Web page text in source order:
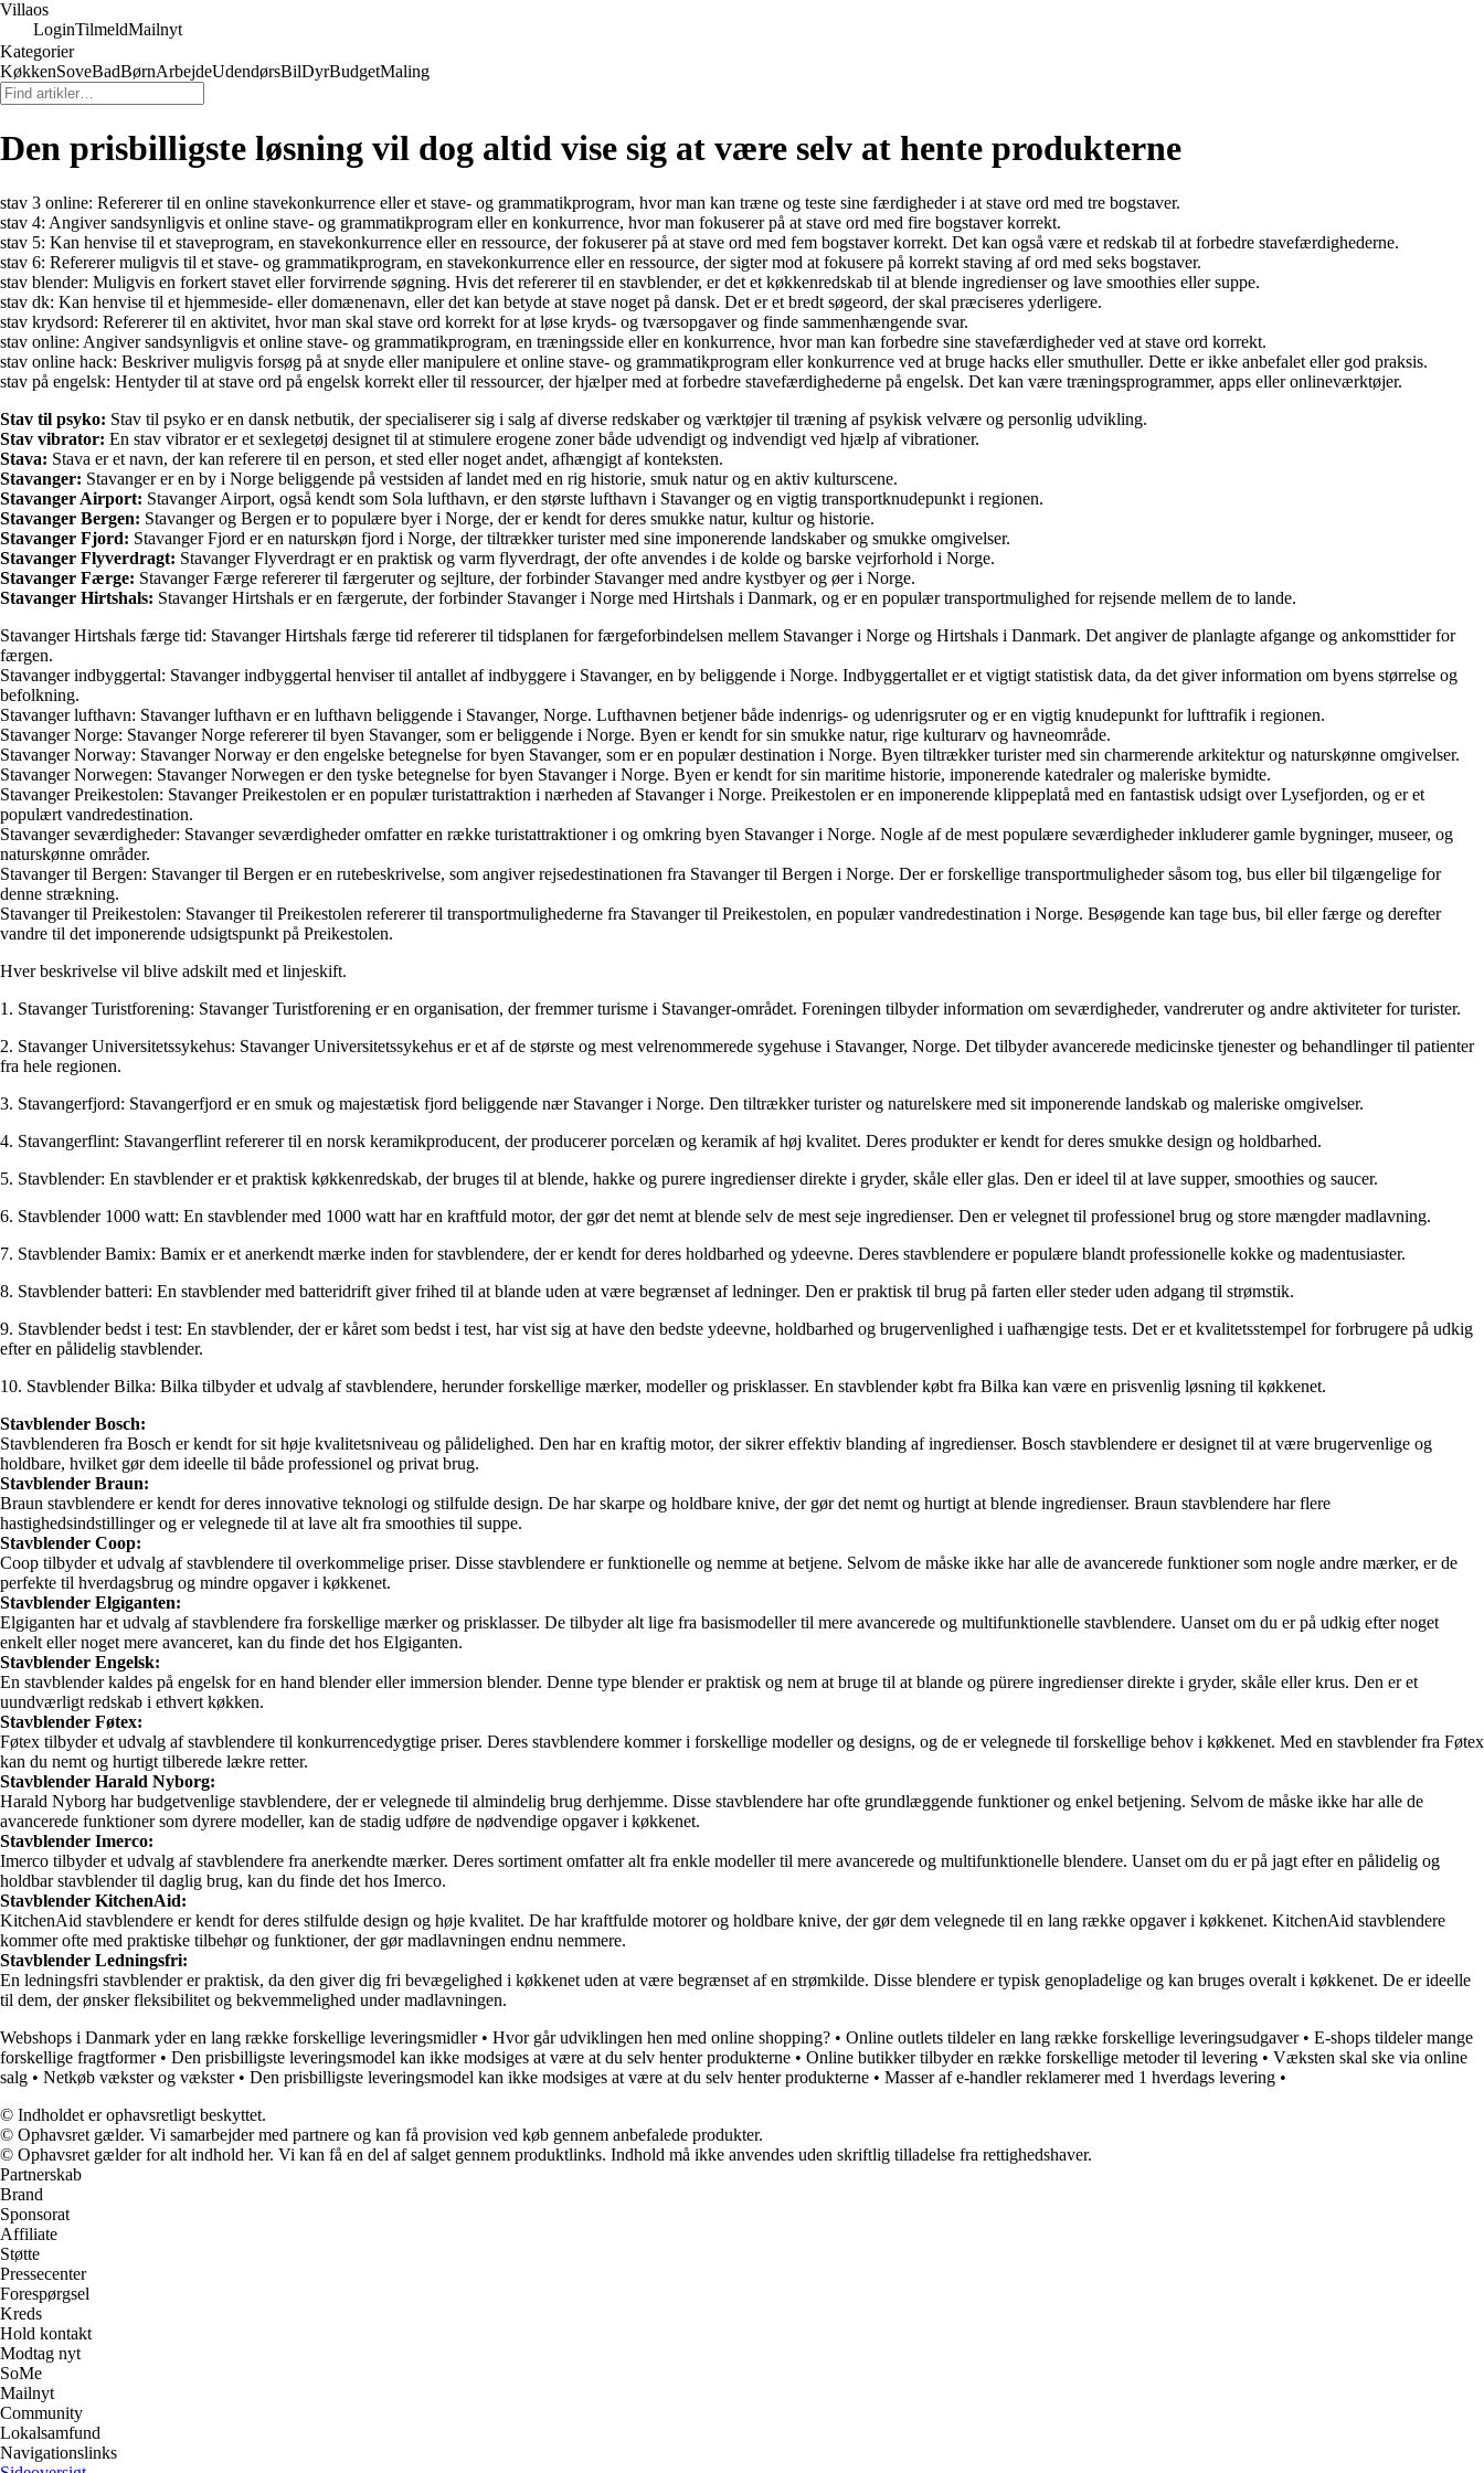
Villaos
LoginTilmeldMailnyt
Kategorier
KøkkenSoveBadBørnArbejdeUdendørsBilDyrBudgetMaling
Den prisbilligste løsning vil dog altid vise sig at være selv at hente produkterne
stav 3 online: Refererer til en online stavekonkurrence eller et stave- og grammatikprogram, hvor man kan træne og teste sine færdigheder i at stave ord med tre bogstaver.
stav 4: Angiver sandsynligvis et online stave- og grammatikprogram eller en konkurrence, hvor man fokuserer på at stave ord med fire bogstaver korrekt.
stav 5: Kan henvise til et staveprogram, en stavekonkurrence eller en ressource, der fokuserer på at stave ord med fem bogstaver korrekt. Det kan også være et redskab til at forbedre stavefærdighederne.
stav 6: Refererer muligvis til et stave- og grammatikprogram, en stavekonkurrence eller en ressource, der sigter mod at fokusere på korrekt staving af ord med seks bogstaver.
stav blender: Muligvis en forkert stavet eller forvirrende søgning. Hvis det refererer til en stavblender, er det et køkkenredskab til at blende ingredienser og lave smoothies eller suppe.
stav dk: Kan henvise til et hjemmeside- eller domænenavn, eller det kan betyde at stave noget på dansk. Det er et bredt søgeord, der skal præciseres yderligere.
stav krydsord: Refererer til en aktivitet, hvor man skal stave ord korrekt for at løse kryds- og tværsopgaver og finde sammenhængende svar.
stav online: Angiver sandsynligvis et online stave- og grammatikprogram, en træningsside eller en konkurrence, hvor man kan forbedre sine stavefærdigheder ved at stave ord korrekt.
stav online hack: Beskriver muligvis forsøg på at snyde eller manipulere et online stave- og grammatikprogram eller konkurrence ved at bruge hacks eller smuthuller. Dette er ikke anbefalet eller god praksis.
stav på engelsk: Hentyder til at stave ord på engelsk korrekt eller til ressourcer, der hjælper med at forbedre stavefærdighederne på engelsk. Det kan være træningsprogrammer, apps eller onlineværktøjer.
Stav til psyko: Stav til psyko er en dansk netbutik, der specialiserer sig i salg af diverse redskaber og værktøjer til træning af psykisk velvære og personlig udvikling.
Stav vibrator: En stav vibrator er et sexlegetøj designet til at stimulere erogene zoner både udvendigt og indvendigt ved hjælp af vibrationer.
Stava: Stava er et navn, der kan referere til en person, et sted eller noget andet, afhængigt af konteksten.
Stavanger: Stavanger er en by i Norge beliggende på vestsiden af landet med en rig historie, smuk natur og en aktiv kulturscene.
Stavanger Airport: Stavanger Airport, også kendt som Sola lufthavn, er den største lufthavn i Stavanger og en vigtig transportknudepunkt i regionen.
Stavanger Bergen: Stavanger og Bergen er to populære byer i Norge, der er kendt for deres smukke natur, kultur og historie.
Stavanger Fjord: Stavanger Fjord er en naturskøn fjord i Norge, der tiltrækker turister med sine imponerende landskaber og smukke omgivelser.
Stavanger Flyverdragt: Stavanger Flyverdragt er en praktisk og varm flyverdragt, der ofte anvendes i de kolde og barske vejrforhold i Norge.
Stavanger Færge: Stavanger Færge refererer til færgeruter og sejlture, der forbinder Stavanger med andre kystbyer og øer i Norge.
Stavanger Hirtshals: Stavanger Hirtshals er en færgerute, der forbinder Stavanger i Norge med Hirtshals i Danmark, og er en populær transportmulighed for rejsende mellem de to lande.
Stavanger Hirtshals færge tid: Stavanger Hirtshals færge tid refererer til tidsplanen for færgeforbindelsen mellem Stavanger i Norge og Hirtshals i Danmark. Det angiver de planlagte afgange og ankomsttider for
færgen.
Stavanger indbyggertal: Stavanger indbyggertal henviser til antallet af indbyggere i Stavanger, en by beliggende i Norge. Indbyggertallet er et vigtigt statistisk data, da det giver information om byens størrelse og
befolkning.
Stavanger lufthavn: Stavanger lufthavn er en lufthavn beliggende i Stavanger, Norge. Lufthavnen betjener både indenrigs- og udenrigsruter og er en vigtig knudepunkt for lufttrafik i regionen.
Stavanger Norge: Stavanger Norge refererer til byen Stavanger, som er beliggende i Norge. Byen er kendt for sin smukke natur, rige kulturarv og havneområde.
Stavanger Norway: Stavanger Norway er den engelske betegnelse for byen Stavanger, som er en populær destination i Norge. Byen tiltrækker turister med sin charmerende arkitektur og naturskønne omgivelser.
Stavanger Norwegen: Stavanger Norwegen er den tyske betegnelse for byen Stavanger i Norge. Byen er kendt for sin maritime historie, imponerende katedraler og maleriske bymidte.
Stavanger Preikestolen: Stavanger Preikestolen er en populær turistattraktion i nærheden af Stavanger i Norge. Preikestolen er en imponerende klippeplatå med en fantastisk udsigt over Lysefjorden, og er et
populært vandredestination.
Stavanger seværdigheder: Stavanger seværdigheder omfatter en række turistattraktioner i og omkring byen Stavanger i Norge. Nogle af de mest populære seværdigheder inkluderer gamle bygninger, museer, og
naturskønne områder.
Stavanger til Bergen: Stavanger til Bergen er en rutebeskrivelse, som angiver rejsedestinationen fra Stavanger til Bergen i Norge. Der er forskellige transportmuligheder såsom tog, bus eller bil tilgængelige for
denne strækning.
Stavanger til Preikestolen: Stavanger til Preikestolen refererer til transportmulighederne fra Stavanger til Preikestolen, en populær vandredestination i Norge. Besøgende kan tage bus, bil eller færge og derefter
vandre til det imponerende udsigtspunkt på Preikestolen.
Hver beskrivelse vil blive adskilt med et linjeskift.
1. Stavanger Turistforening: Stavanger Turistforening er en organisation, der fremmer turisme i Stavanger-området. Foreningen tilbyder information om seværdigheder, vandreruter og andre aktiviteter for turister.
2. Stavanger Universitetssykehus: Stavanger Universitetssykehus er et af de største og mest velrenommerede sygehuse i Stavanger, Norge. Det tilbyder avancerede medicinske tjenester og behandlinger til patienter
fra hele regionen.
3. Stavangerfjord: Stavangerfjord er en smuk og majestætisk fjord beliggende nær Stavanger i Norge. Den tiltrækker turister og naturelskere med sit imponerende landskab og maleriske omgivelser.
4. Stavangerflint: Stavangerflint refererer til en norsk keramikproducent, der producerer porcelæn og keramik af høj kvalitet. Deres produkter er kendt for deres smukke design og holdbarhed.
5. Stavblender: En stavblender er et praktisk køkkenredskab, der bruges til at blende, hakke og purere ingredienser direkte i gryder, skåle eller glas. Den er ideel til at lave supper, smoothies og saucer.
6. Stavblender 1000 watt: En stavblender med 1000 watt har en kraftfuld motor, der gør det nemt at blende selv de mest seje ingredienser. Den er velegnet til professionel brug og store mængder madlavning.
7. Stavblender Bamix: Bamix er et anerkendt mærke inden for stavblendere, der er kendt for deres holdbarhed og ydeevne. Deres stavblendere er populære blandt professionelle kokke og madentusiaster.
8. Stavblender batteri: En stavblender med batteridrift giver frihed til at blande uden at være begrænset af ledninger. Den er praktisk til brug på farten eller steder uden adgang til strømstik.
9. Stavblender bedst i test: En stavblender, der er kåret som bedst i test, har vist sig at have den bedste ydeevne, holdbarhed og brugervenlighed i uafhængige tests. Det er et kvalitetsstempel for forbrugere på udkig
efter en pålidelig stavblender.
10. Stavblender Bilka: Bilka tilbyder et udvalg af stavblendere, herunder forskellige mærker, modeller og prisklasser. En stavblender købt fra Bilka kan være en prisvenlig løsning til køkkenet.
Stavblender Bosch:
Stavblenderen fra Bosch er kendt for sit høje kvalitetsniveau og pålidelighed. Den har en kraftig motor, der sikrer effektiv blanding af ingredienser. Bosch stavblendere er designet til at være brugervenlige og
holdbare, hvilket gør dem ideelle til både professionel og privat brug.
Stavblender Braun:
Braun stavblendere er kendt for deres innovative teknologi og stilfulde design. De har skarpe og holdbare knive, der gør det nemt og hurtigt at blende ingredienser. Braun stavblendere har flere
hastighedsindstillinger og er velegnede til at lave alt fra smoothies til suppe.
Stavblender Coop:
Coop tilbyder et udvalg af stavblendere til overkommelige priser. Disse stavblendere er funktionelle og nemme at betjene. Selvom de måske ikke har alle de avancerede funktioner som nogle andre mærker, er de
perfekte til hverdagsbrug og mindre opgaver i køkkenet.
Stavblender Elgiganten:
Elgiganten har et udvalg af stavblendere fra forskellige mærker og prisklasser. De tilbyder alt lige fra basismodeller til mere avancerede og multifunktionelle stavblendere. Uanset om du er på udkig efter noget
enkelt eller noget mere avanceret, kan du finde det hos Elgiganten.
Stavblender Engelsk:
En stavblender kaldes på engelsk for en hand blender eller immersion blender. Denne type blender er praktisk og nem at bruge til at blande og pürere ingredienser direkte i gryder, skåle eller krus. Den er et
uundværligt redskab i ethvert køkken.
Stavblender Føtex:
Føtex tilbyder et udvalg af stavblendere til konkurrencedygtige priser. Deres stavblendere kommer i forskellige modeller og designs, og de er velegnede til forskellige behov i køkkenet. Med en stavblender fra Føtex
kan du nemt og hurtigt tilberede lækre retter.
Stavblender Harald Nyborg:
Harald Nyborg har budgetvenlige stavblendere, der er velegnede til almindelig brug derhjemme. Disse stavblendere har ofte grundlæggende funktioner og enkel betjening. Selvom de måske ikke har alle de
avancerede funktioner som dyrere modeller, kan de stadig udføre de nødvendige opgaver i køkkenet.
Stavblender Imerco:
Imerco tilbyder et udvalg af stavblendere fra anerkendte mærker. Deres sortiment omfatter alt fra enkle modeller til mere avancerede og multifunktionelle blendere. Uanset om du er på jagt efter en pålidelig og
holdbar stavblender til daglig brug, kan du finde det hos Imerco.
Stavblender KitchenAid:
KitchenAid stavblendere er kendt for deres stilfulde design og høje kvalitet. De har kraftfulde motorer og holdbare knive, der gør dem velegnede til en lang række opgaver i køkkenet. KitchenAid stavblendere
kommer ofte med praktiske tilbehør og funktioner, der gør madlavningen endnu nemmere.
Stavblender Ledningsfri:
En ledningsfri stavblender er praktisk, da den giver dig fri bevægelighed i køkkenet uden at være begrænset af en strømkilde. Disse blendere er typisk genopladelige og kan bruges overalt i køkkenet. De er ideelle
til dem, der ønsker fleksibilitet og bekvemmelighed under madlavningen.
Webshops i Danmark yder en lang række forskellige leveringsmidler• Hvor går udviklingen hen med online shopping? • Online outlets tildeler en lang række forskellige leveringsudgaver• E-shops tildeler mange
forskellige fragtformer• Den prisbilligste leveringsmodel kan ikke modsiges at være at du selv henter produkterne • Online butikker tilbyder en række forskellige metoder til levering • Væksten skal ske via online
salg • Netkøb vækster og vækster• Den prisbilligste leveringsmodel kan ikke modsiges at være at du selv henter produkterne • Masser af e-handler reklamerer med 1 hverdags levering •
© Indholdet er ophavsretligt beskyttet.
© Ophavsret gælder. Vi samarbejder med partnere og kan få provision ved køb gennem anbefalede produkter.
© Ophavsret gælder for alt indhold her. Vi kan få en del af salget gennem produktlinks. Indhold må ikke anvendes uden skriftlig tilladelse fra rettighedshaver.
Partnerskab
Brand
Sponsorat
Affiliate
Støtte
Pressecenter
Forespørgsel
Kreds
Hold kontakt
Modtag nyt
SoMe
Mailnyt
Community
Lokalsamfund
Navigationslinks